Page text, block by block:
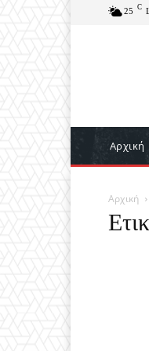
25 C
Αρχική
Αρχική